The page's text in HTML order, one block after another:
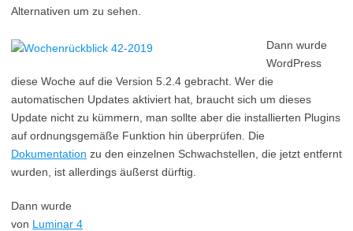
Alternativen um zu sehen.
Dann wurde
WordPress
diese Woche auf die Version 5.2.4 gebracht. Wer die
automatischen Updates aktiviert hat, braucht sich um dieses
Update nicht zu kümmern, man sollte aber die installierten Plugins
auf ordnungsgemäße Funktion hin überprüfen. Die
Dokumentation zu den einzelnen Schwachstellen, die jetzt entfernt
wurden, ist allerdings äußerst dürftig.
Dann wurde
von Luminar 4